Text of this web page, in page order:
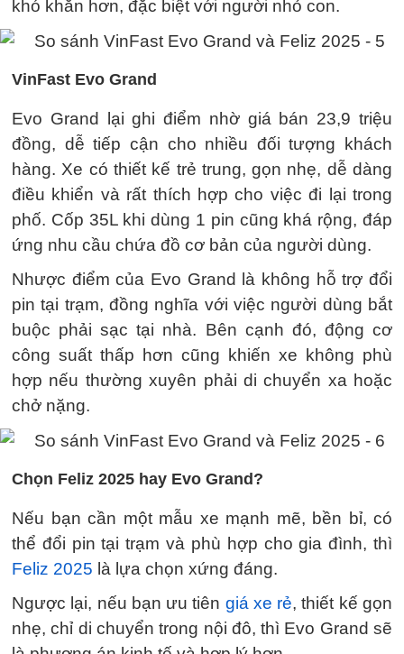
khó khăn hơn, đặc biệt với người nhỏ con.
VinFast Evo Grand
Evo Grand lại ghi điểm nhờ giá bán 23,9 triệu
đồng, dễ tiếp cận cho nhiều đối tượng khách
hàng. Xe có thiết kế trẻ trung, gọn nhẹ, dễ dàng
điều khiển và rất thích hợp cho việc đi lại trong
phố. Cốp 35L khi dùng 1 pin cũng khá rộng, đáp
ứng nhu cầu chứa đồ cơ bản của người dùng.
Nhược điểm của Evo Grand là không hỗ trợ đổi
pin tại trạm, đồng nghĩa với việc người dùng bắt
buộc phải sạc tại nhà. Bên cạnh đó, động cơ
công suất thấp hơn cũng khiến xe không phù
hợp nếu thường xuyên phải di chuyển xa hoặc
chở nặng.
Chọn Feliz 2025 hay Evo Grand?
Nếu bạn cần một mẫu xe mạnh mẽ, bền bỉ, có
thể đổi pin tại trạm và phù hợp cho gia đình, thì
Feliz 2025 là lựa chọn xứng đáng.
Ngược lại, nếu bạn ưu tiên giá xe rẻ, thiết kế gọn
nhẹ, chỉ di chuyển trong nội đô, thì Evo Grand sẽ